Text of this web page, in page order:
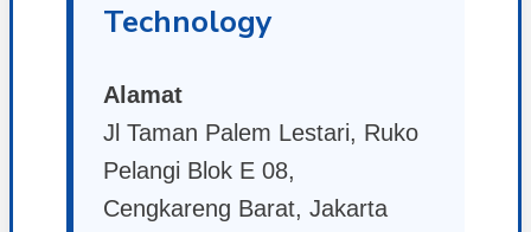
Technology
Alamat
Jl Taman Palem Lestari, Ruko
Pelangi Blok E 08,
Cengkareng Barat, Jakarta